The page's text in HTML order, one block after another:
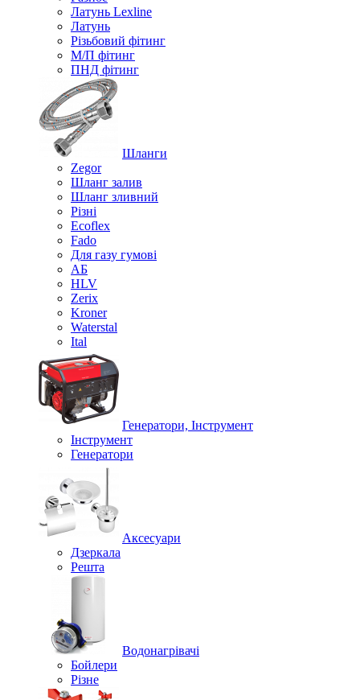
Латунь Lexline
Латунь
Різьбовий фітинг
М/П фітинг
ПНД фітинг
Шланги
Zegor
Шланг залив
Шланг зливний
Різні
Ecoflex
Fado
Для газу гумові
АБ
HLV
Zerix
Kroner
Waterstal
Ital
Генератори, Інструмент
Інструмент
Генератори
Аксесуари
Дзеркала
Решта
Водонагрівачі
Бойлери
Різне